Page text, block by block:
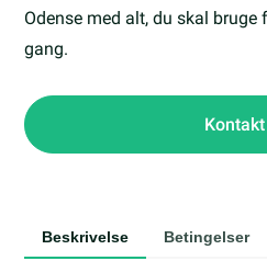
Odense med alt, du skal
gang.
Beskrivelse Betingelser